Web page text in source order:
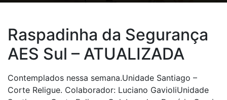
Raspadinha da Segurança
AES Sul – ATUALIZADA
Contemplados nessa semana.Unidade Santiago –
Corte Religue. Colaborador: Luciano GavioliUnidade